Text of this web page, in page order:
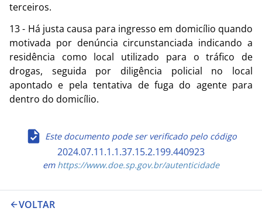
terceiros.
13 - Há justa causa para ingresso em domicílio quando
motivada por denúncia circunstanciada indicando a
residência como local utilizado para o tráfico de
drogas, seguida por diligência policial no local
apontado e pela tentativa de fuga do agente para
dentro do domicílio.
Este documento pode ser verificado pelo código
2024.07.11.1.1.37.15.2.199.440923
emhttps://www.doe.sp.gov.br/autenticidade
VOLTAR